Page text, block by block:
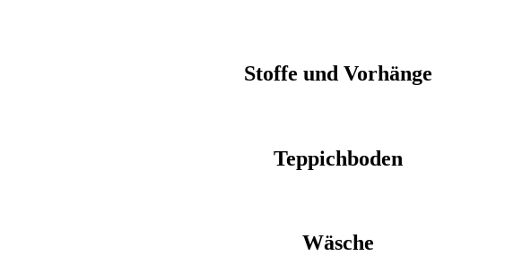
Stoffe und Vorhänge
Teppichboden
Wäsche